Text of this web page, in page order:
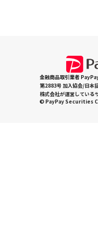
金融商品取引業者
第2883号 加入協会/日本
株式会社が運営している
© PayPay Securities